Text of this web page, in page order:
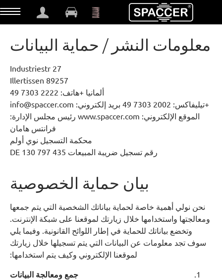
معلومات النشر / حماية البيانات
Industriestr 27
89257 Illertissen
ألمانيا +هاتف: 2222 7303 49
+تيليفاكس: 2002 7303 49 بريد إلكتروني: info@spaccer.com
الموقع الإلكتروني: www.spaccer.com رئيس مجلس الإدارة:
فرانتس هامان
محكمة التسجيل نوي أولم
رقم تسجيل ضريبة المبيعات DE 130 797 435
بيان حماية الخصوصية
نحن نولي أهمية خاصة لحماية بياناتك الشخصية التي يتم جمعها
ومعالجتها واستخدامها خلال زيارتك لموقعنا على شبكة الإنترنت.
وتخضع بياناتك للحماية في إطار اللوائح القانونية. وفيما يلي
سوف تجد معلومات عن البيانات التي يتم تسجيلها خلال زيارتك
لموقعنا الإلكتروني وكيف يتم استخدامها:
جمع ومعالجة البيانات